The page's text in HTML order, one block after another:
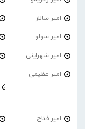
امیر سالار
امیر سولو
امیر شهراینی
امیر عظیمی
امیر فتاح